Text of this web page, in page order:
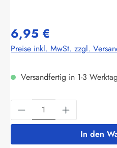
6,95 €
Preise inkl. MwSt. zzgl.
Versandfertig in 1-3
Produkt Anzahl: Gib
In den